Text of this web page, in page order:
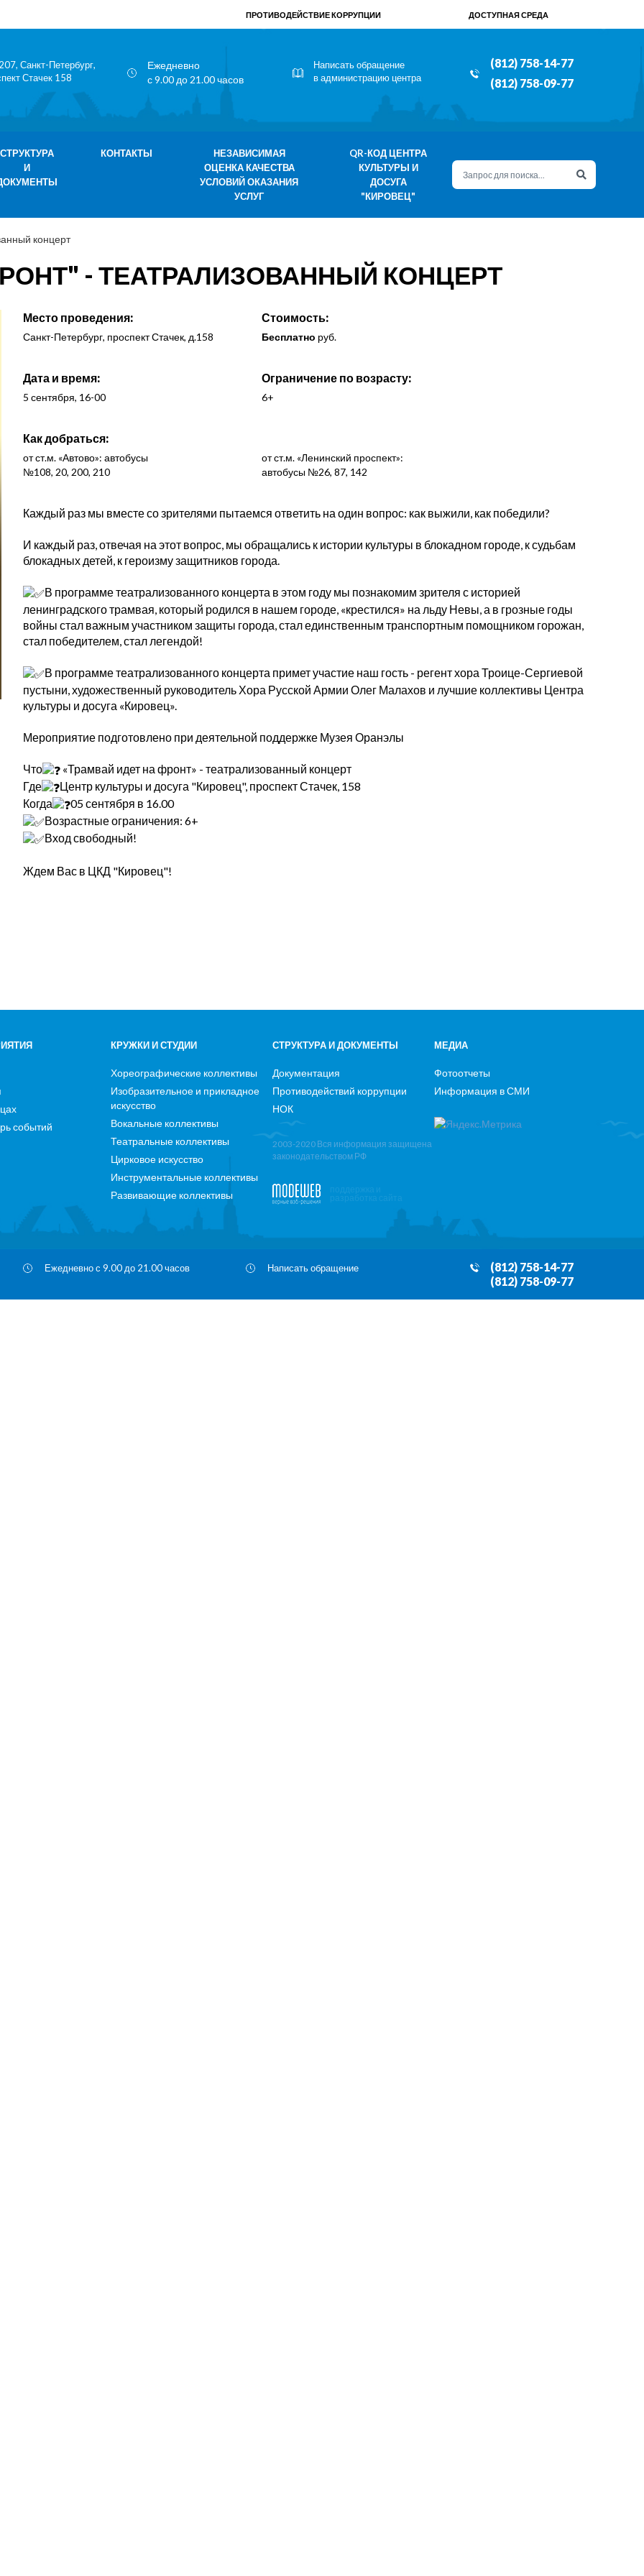
ПРОТИВОДЕЙСТВИЕ КОРРУПЦИИ ДОСТУПНАЯ СРЕДА
Санкт-Петербург,
Стачек 158
Ежедневно
с 9.00 до 21.00 часов
Написать обращение
в администрацию центра
(812) 758-14-77
(812) 758-09-77
СТРУКТУРА
И
КОНТАКТЫ
НЕЗАВИСИМАЯ
ОЦЕНКА КАЧЕСТВА
УСЛОВИЙ ОКАЗАНИЯ
УСЛУГ
QR-КОД ЦЕНТРА
КУЛЬТУРЫ И
ДОСУГА
"КИРОВЕЦ"
концерт
- ТЕАТРАЛИЗОВАННЫЙ КОНЦЕРТ
Место проведения:
Санкт-Петербург, проспект Стачек, д.158
Стоимость:
Бесплатно руб.
Дата и время:
5 сентября, 16-00
Ограничение по возрасту:
6+
Как добраться:
от ст.м. «Автово»: автобусы
№108, 20, 200, 210
от ст.м. «Ленинский проспект»:
автобусы №26, 87, 142
Каждый раз мы вместе со зрителями пытаемся ответить на один вопрос: как выжили, как победили?
И каждый раз, отвечая на этот вопрос, мы обращались к истории культуры в блокадном городе, к судьбам
блокадных детей, к героизму защитников города.
В программе театрализованного концерта в этом году мы познакомим зрителя с историей
ленинградского трамвая, который родился в нашем городе, «крестился» на льду Невы, а в грозные годы
войны стал важным участником защиты города, стал единственным транспортным помощником горожан,
стал победителем, стал легендой!
В программе театрализованного концерта примет участие наш гость - регент хора Троице-Сергиевой
пустыни, художественный руководитель Хора Русской Армии Олег Малахов и лучшие коллективы Центра
культуры и досуга «Кировец».
Мероприятие подготовлено при деятельной поддержке Музея Оранэлы
Что
«Трамвай идет на фронт» - театрализованный концерт
Где
Центр культуры и досуга "Кировец", проспект Стачек, 158
Когда
05 сентября в 16.00
Возрастные ограничения: 6+
Вход свободный!
Ждем Вас в ЦКД "Кировец"!
событий
КРУЖКИ И СТУДИИ
Хореографические коллективы
Изобразительное и прикладное
искусство
Вокальные коллективы
Театральные коллективы
Цирковое искусство
Инструментальные коллективы
Развивающие коллективы
СТРУКТУРА И ДОКУМЕНТЫ
Документация
Противодействий коррупции
НОК
2003-2020 Вся информация защищена
законодательством РФ
поддержка и
разработка сайта
МЕДИА
Фотоотчеты
Информация в СМИ
Ежедневно с 9.00 до 21.00 часов Написать обращение
(812) 758-14-77
(812) 758-09-77